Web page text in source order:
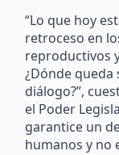
“Lo que hoy
retroceso en
reproductivos
¿Dónde
diálogo?”,
el Poder
garantice un
humanos y no